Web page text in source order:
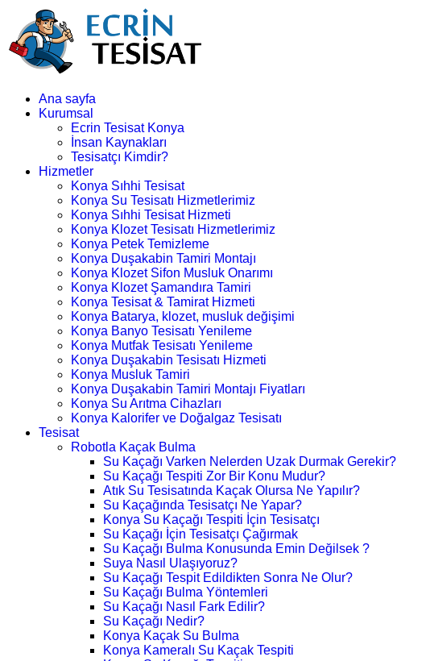
Ana sayfa
Kurumsal
Ecrin Tesisat Konya
İnsan Kaynakları
Tesisatçı Kimdir?
Hizmetler
Konya Sıhhi Tesisat
Konya Su Tesisatı Hizmetlerimiz
Konya Sıhhi Tesisat Hizmeti
Konya Klozet Tesisatı Hizmetlerimiz
Konya Petek Temizleme
Konya Duşakabin Tamiri Montajı
Konya Klozet Sifon Musluk Onarımı
Konya Klozet Şamandıra Tamiri
Konya Tesisat & Tamirat Hizmeti
Konya Batarya, klozet, musluk değişimi
Konya Banyo Tesisatı Yenileme
Konya Mutfak Tesisatı Yenileme
Konya Duşakabin Tesisatı Hizmeti
Konya Musluk Tamiri
Konya Duşakabin Tamiri Montajı Fiyatları
Konya Su Arıtma Cihazları
Konya Kalorifer ve Doğalgaz Tesisatı
Tesisat
Robotla Kaçak Bulma
Su Kaçağı Varken Nelerden Uzak Durmak Gerekir?
Su Kaçağı Tespiti Zor Bir Konu Mudur?
Atık Su Tesisatında Kaçak Olursa Ne Yapılır?
Su Kaçağında Tesisatçı Ne Yapar?
Konya Su Kaçağı Tespiti İçin Tesisatçı
Su Kaçağı İçin Tesisatçı Çağırmak
Su Kaçağı Bulma Konusunda Emin Değilsek ?
Suya Nasıl Ulaşıyoruz?
Su Kaçağı Tespit Edildikten Sonra Ne Olur?
Su Kaçağı Bulma Yöntemleri
Su Kaçağı Nasıl Fark Edilir?
Su Kaçağı Nedir?
Konya Kaçak Su Bulma
Konya Kameralı Su Kaçak Tespiti